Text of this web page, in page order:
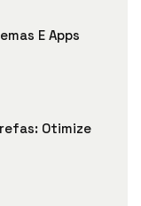
E Apps
Otimize